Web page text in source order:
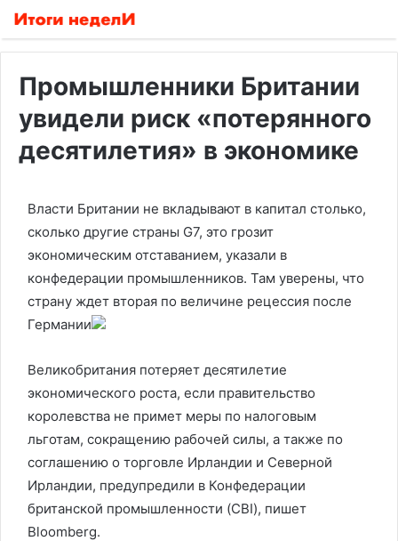
Промышленники Британии
увидели риск «потерянного
десятилетия» в экономике
Власти Британии не вкладывают в капитал столько,
сколько другие страны G7, это грозит
экономическим отставанием, указали в
конфедерации промышленников. Там уверены, что
страну ждет вторая по величине рецессия после
Германии
Великобритания потеряет десятилетие
экономического роста, если правительство
королевства не примет меры по налоговым
льготам, сокращению рабочей силы, а также по
соглашению о торговле Ирландии и Северной
Ирландии, предупредили в Конфедерации
британской промышленности (CBI), пишет
Bloomberg.